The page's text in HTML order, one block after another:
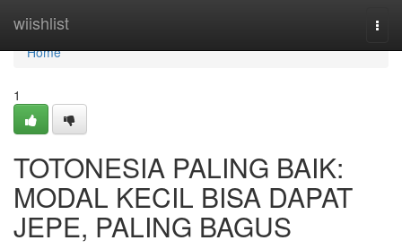
wiishlist
Home
Home
1
TOTONESIA PALING BAIK:
MODAL KECIL BISA DAPAT
JEPE, PALING BAGUS